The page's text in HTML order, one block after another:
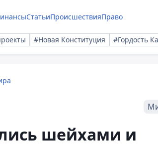
СтатьиПроисшествияПраво
#Новая Конституция #Гордость
шейхами и